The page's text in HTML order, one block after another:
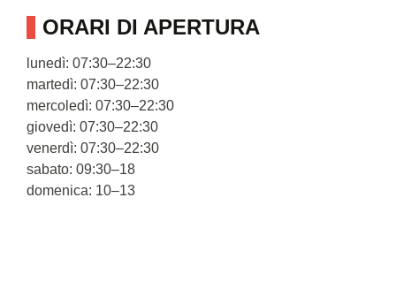
ORARI DI APERTURA
lunedì: 07:30–22:30
martedì: 07:30–22:30
mercoledì: 07:30–22:30
giovedì: 07:30–22:30
venerdì: 07:30–22:30
sabato: 09:30–18
domenica: 10–13